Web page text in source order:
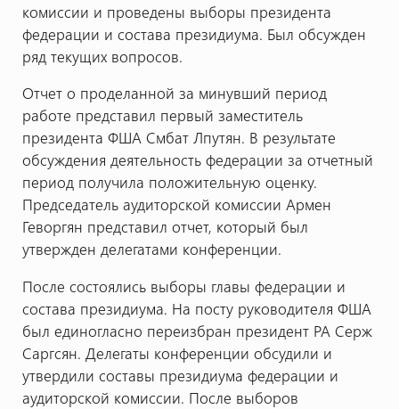
комиссии и проведены выборы президента
федерации и состава президиума. Был обсужден
ряд текущих вопросов.
Отчет о проделанной за минувший период
работе представил первый заместитель
президента ФША Смбат Лпутян. В результате
обсуждения деятельность федерации за отчетный
период получила положительную оценку.
Председатель аудиторской комиссии Армен
Геворгян представил отчет, который был
утвержден делегатами конференции.
После состоялись выборы главы федерации и
состава президиума. На посту руководителя ФША
был единогласно переизбран президент РА Серж
Саргсян. Делегаты конференции обсудили и
утвердили составы президиума федерации и
аудиторской комиссии. После выборов